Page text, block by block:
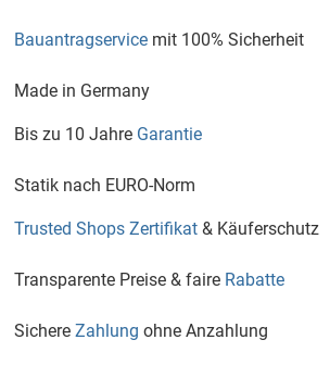
Bauantragservicemit 100% Sicherheit
Made in Germany
Bis zu 10 Jahre Garantie
Statik nach EURO-Norm
Trusted Shops Zertifikat& Käuferschutz
Transparente Preise & faire Rabatte
Sichere Zahlung ohne Anzahlung